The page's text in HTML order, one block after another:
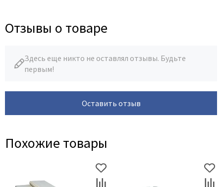
Отзывы о товаре
Здесь еще никто не оставлял отзывы. Будьте
первым!
Оставить отзыв
Похожие товары